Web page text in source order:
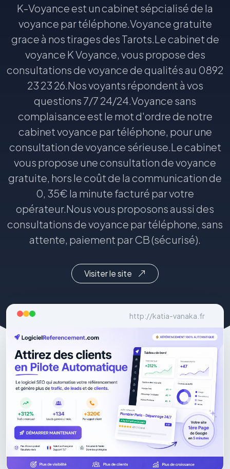
K-Voyance est un cabinet sépcialisé de la
voyance par téléphone.Voyance gratuite
grace à nos tirages des Tarots.Le cabinet de
voyance K Voyance, vous propose des
consultations de voyance de qualités au 0892
23 23 26.Nos voyants répondent à vos
questions 7/7 24/24.Voyance sans
complaisance est le mot d'ordre de notre
cabinet voyance par téléphone, pour une
consultation de voyance sérieuse.Le cabinet
vous propose une consultation de voyance
gratuite, hors le coût de la communication de
0, 35€ la minute facturé par votre
opérateur.Nous vous proposons aussi des
consultations de voyance par téléphone, sans
attente, paiement par CB (sécurisé).
Visiter le site
http://katia-vanaka.fr